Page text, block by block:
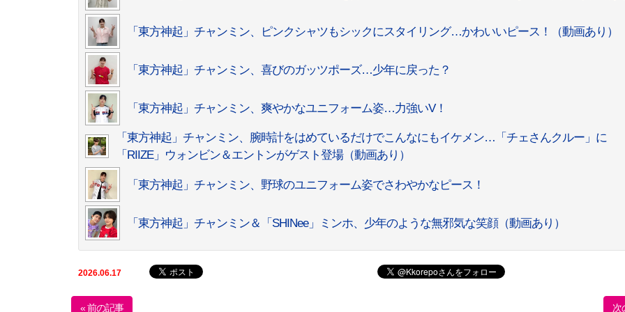
「東方神起」チャンミン、ピンクシャツもシックにスタイリング…かわいいピース！（動画あり）
「東方神起」チャンミン、喜びのガッツポーズ…少年に戻った？
「東方神起」チャンミン、爽やかなユニフォーム姿…力強いV！
「東方神起」チャンミン、腕時計をはめているだけでこんなにもイケメン…「チェさんクルー」に
「RIIZE」ウォンビン＆エントンがゲスト登場（動画あり）
「東方神起」チャンミン、野球のユニフォーム姿でさわやかなピース！
「東方神起」チャンミン＆「SHINee」ミンホ、少年のような無邪気な笑顔（動画あり）
2026.06.17
« 前の記事 次